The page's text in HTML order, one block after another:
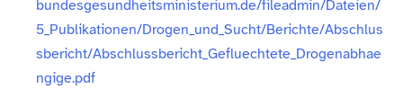
bundesgesundheitsministerium​.de/​f​i​l​e​a​d​m​i​n​/​D​a​t​e​i​e​n​/​
5​_​P​u​b​l​i​k​a​t​i​o​n​e​n​/​D​r​o​g​e​n​_​u​n​d​_​S​u​c​h​t​/​B​e​r​i​c​h​t​e​/​A​b​s​c​h​l​u​s​
s​b​e​r​i​c​h​t​/​A​b​s​c​h​l​u​s​s​b​e​r​i​c​h​t​_​G​e​f​l​u​e​c​h​t​e​t​e​_​D​r​o​g​e​n​a​b​h​a​e​
n​g​i​g​e​.​pdf